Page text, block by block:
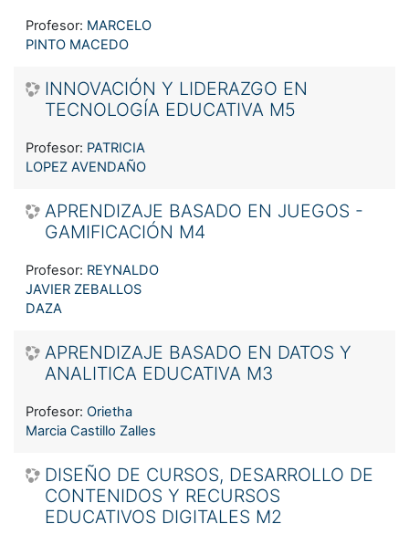
Profesor: MARCELO
PINTO MACEDO
INNOVACIÓN Y LIDERAZGO EN
TECNOLOGÍA EDUCATIVA M5
Profesor: PATRICIA
LOPEZ AVENDAÑO
APRENDIZAJE BASADO EN JUEGOS -
GAMIFICACIÓN M4
Profesor: REYNALDO
JAVIER ZEBALLOS
DAZA
APRENDIZAJE BASADO EN DATOS Y
ANALITICA EDUCATIVA M3
Profesor: Orietha
Marcia Castillo Zalles
DISEÑO DE CURSOS, DESARROLLO DE
CONTENIDOS Y RECURSOS
EDUCATIVOS DIGITALES M2